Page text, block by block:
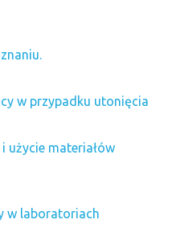
w przypadku utonięcia
użycie materiałów
w laboratoriach